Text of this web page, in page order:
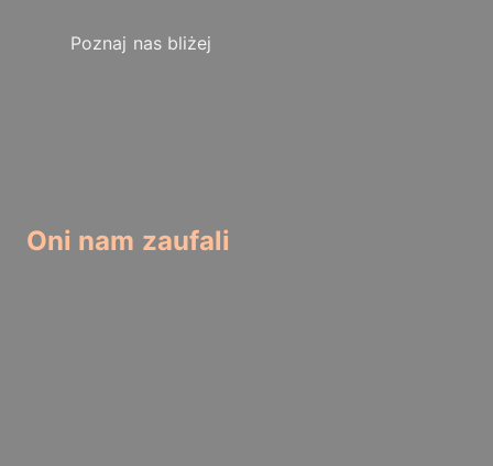
Poznaj nas bliżej
Oni nam zaufali